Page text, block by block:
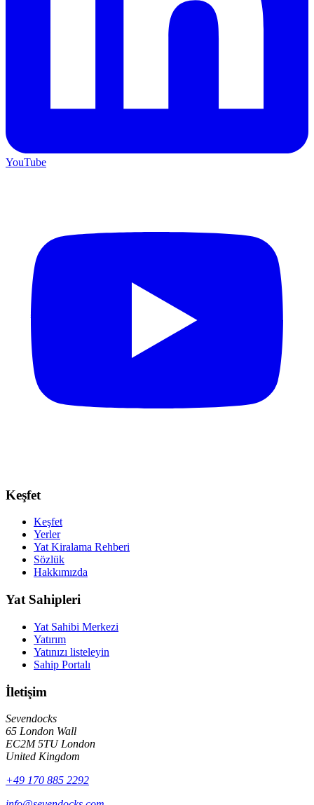
YouTube
Keşfet
Keşfet
Yerler
Yat Kiralama Rehberi
Sözlük
Hakkımızda
Yat Sahipleri
Yat Sahibi Merkezi
Yatırım
Yatınızı listeleyin
Sahip Portalı
İletişim
Sevendocks
65 London Wall
EC2M 5TU London
United Kingdom
+49 170 885 2292